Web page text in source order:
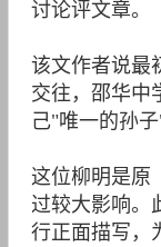
讨论评文章。
该文作者说最
交往，邵华中
己"唯一的孙子
这位柳明是原
过较大影响。
行正面描写，